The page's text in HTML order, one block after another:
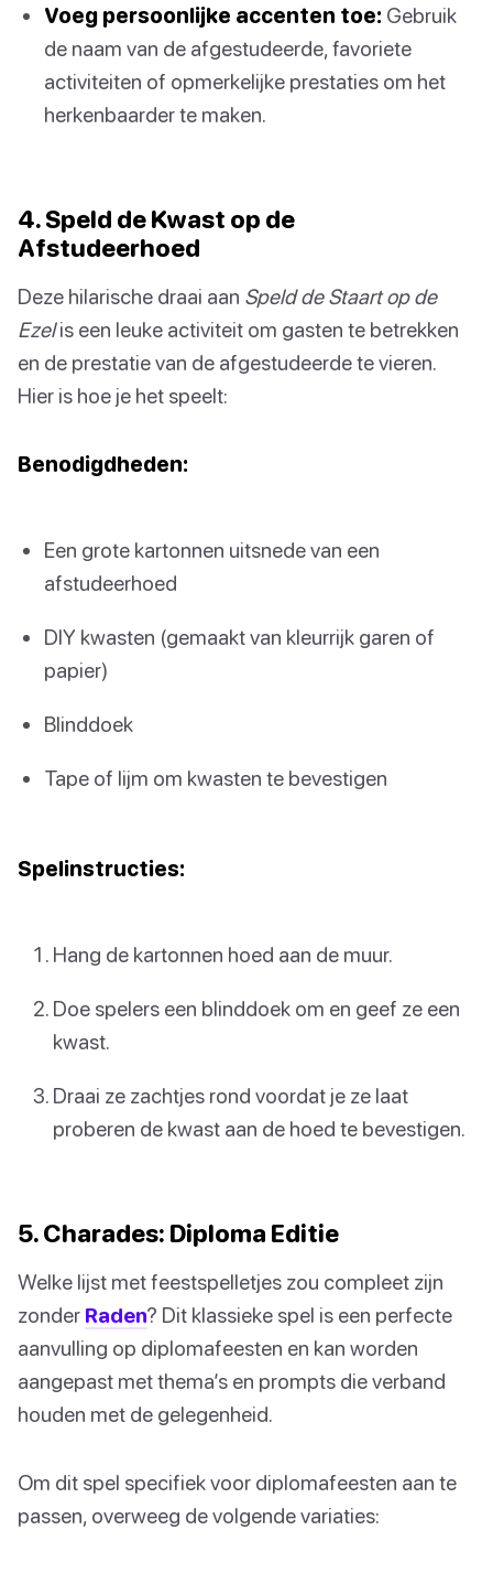
Voeg persoonlijke accenten toe: Gebruik
de naam van de afgestudeerde, favoriete
activiteiten of opmerkelijke prestaties om het
herkenbaarder te maken.
4. Speld de Kwast op de
Afstudeerhoed
Deze hilarische draai aan Speld de Staart op de
Ezelis een leuke activiteit om gasten te betrekken
en de prestatie van de afgestudeerde te vieren.
Hier is hoe je het speelt:
Benodigdheden:
Een grote kartonnen uitsnede van een
afstudeerhoed
DIY kwasten (gemaakt van kleurrijk garen of
papier)
Blinddoek
Tape of lijm om kwasten te bevestigen
Spelinstructies:
Hang de kartonnen hoed aan de muur.
Doe spelers een blinddoek om en geef ze een
kwast.
Draai ze zachtjes rond voordat je ze laat
proberen de kwast aan de hoed te bevestigen.
5. Charades: Diploma Editie
Welke lijst met feestspelletjes zou compleet zijn
zonder Raden? Dit klassieke spel is een perfecte
aanvulling op diplomafeesten en kan worden
aangepast met thema’s en prompts die verband
houden met de gelegenheid.
Om dit spel specifiek voor diplomafeesten aan te
passen, overweeg de volgende variaties: